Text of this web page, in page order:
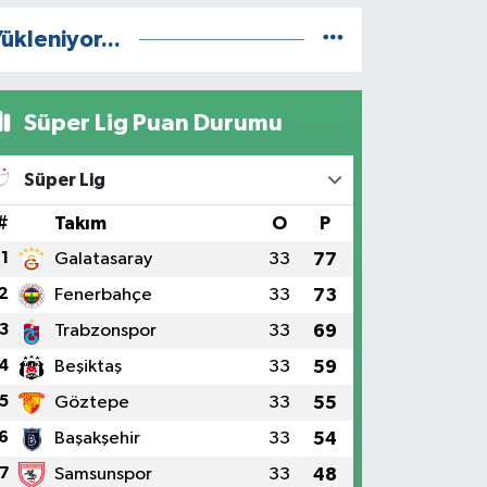
Süper Lig Puan Durumu
Süper Lig
Takım O P
1 Galatasaray 33 77
Fenerbahçe 33 73
3 Trabzonspor 33 69
Beşiktaş 33 59
5 Göztepe 33 55
Başakşehir 33 54
7 Samsunspor 33 48